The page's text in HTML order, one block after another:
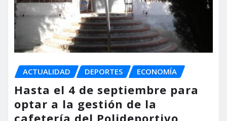
ACTUALIDAD DEPORTES ECONOMÍA
Hasta el 4 de septiembre para
optar a la gestión de la